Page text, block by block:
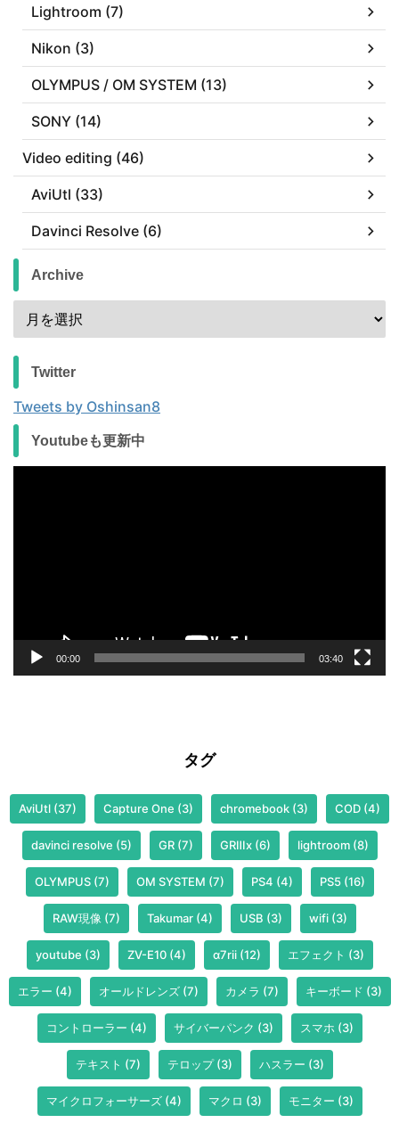
Lightroom (7)
Nikon (3)
OLYMPUS / OM SYSTEM (13)
SONY (14)
Video editing (46)
AviUtl (33)
Davinci Resolve (6)
Archive
Twitter
Tweets by Oshinsan8
Youtubeも更新中
00:00 03:40
タグ
AviUtl (37) Capture One (3) chromebook (3) COD (4)
davinci resolve (5) GR(7) GRⅢx(6) lightroom(8)
OLYMPUS(7) OM SYSTEM (7) PS4 (4) PS5(16)
RAW現像 (7) Takumar(4) USB (3) wifi(3)
youtube (3) ZV-E10(4) α7rii(12) エフェクト (3)
エラー (4) オールドレンズ(7) カメラ (7) キーボード (3)
コントローラー (4) サイバーパンク (3) スマホ (3)
テキスト (7) テロップ(3) ハスラー (3)
マイクロフォーサーズ(4) マクロ (3) モニター (3)